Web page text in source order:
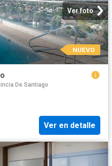
Ver foto
NUEVO
De Santiago
Ver en detalle